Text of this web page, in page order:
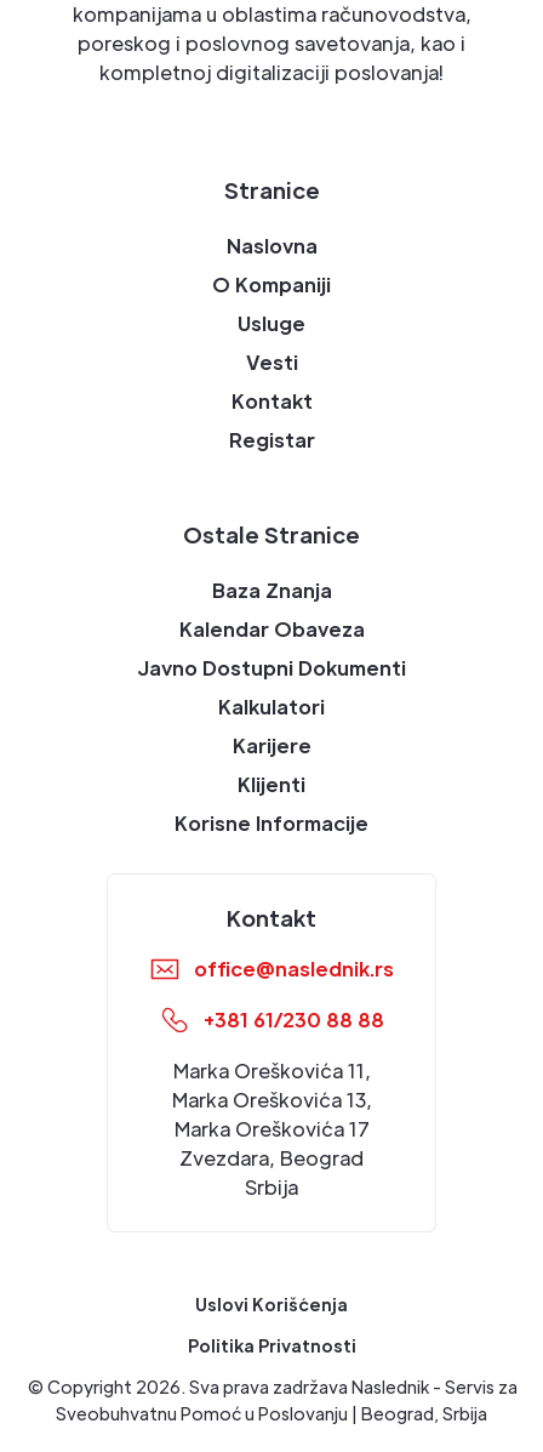
kompanijama u oblastima računovodstva,
poreskog i poslovnog savetovanja, kao i
kompletnoj digitalizaciji poslovanja!
Stranice
Naslovna
O Kompaniji
Usluge
Vesti
Kontakt
Registar
Ostale Stranice
Baza Znanja
Kalendar Obaveza
Javno Dostupni Dokumenti
Kalkulatori
Karijere
Klijenti
Korisne Informacije
Kontakt
office@naslednik.rs
+381 61/230 88 88
Marka Oreškovića 11,
Marka Oreškovića 13,
Marka Oreškovića 17
Zvezdara, Beograd
Srbija
Uslovi Korišćenja
Politika Privatnosti
© Copyright 2026. Sva prava zadržava Naslednik - Servis za
Sveobuhvatnu Pomoć u Poslovanju | Beograd, Srbija